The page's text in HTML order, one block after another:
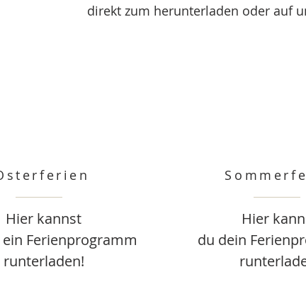
direkt zum herunterladen oder auf
Hier kannst
Ferienprogramm
runterladen!
Hier
du dein